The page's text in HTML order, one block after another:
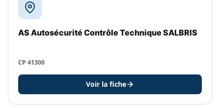
AS Autosécurité Contrôle Technique SALBRIS
CP 41300
Voir la fiche